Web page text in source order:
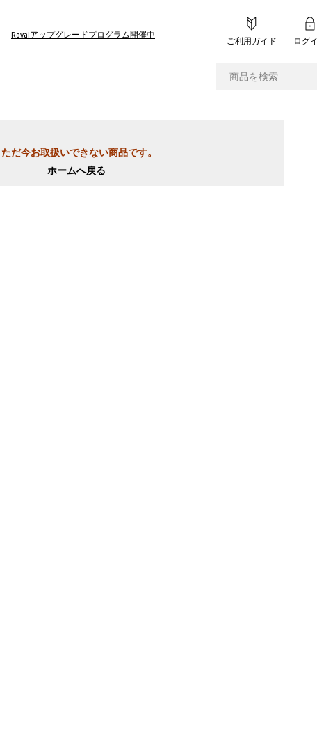
Rovalアップグレードプログラム開催中
ご利用ガイド ログ
だ今お取扱いできない商品です。
ホームへ戻る